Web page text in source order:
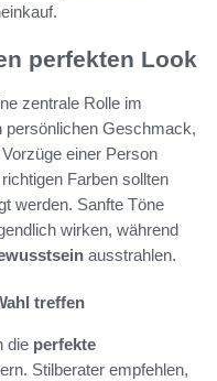
perfekten Look
zentrale Rolle im
persönlichen Geschmack,
einer Person
Farben sollten
werden. Sanfte Töne
wirken, während
ausstrahlen.
treffen
die perfekte
Stilberater empfehlen,